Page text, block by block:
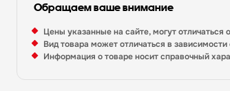
Обращаем ваше внимание
Цены указанные на сайте, могут отличаться
Вид товара может отличаться в
Информация о товаре носит справочный